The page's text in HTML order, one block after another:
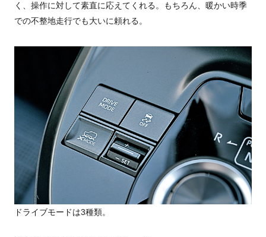
く、操作に対して素直に応えてくれる。もちろん、暖かい時季
での不整地走行でも大いに頼れる。
ドライブモードは3種類。